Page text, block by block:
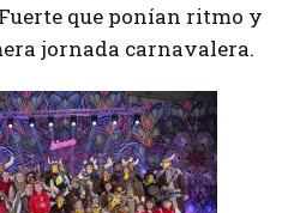
que ponían ritmo y
jornada carnavalera.